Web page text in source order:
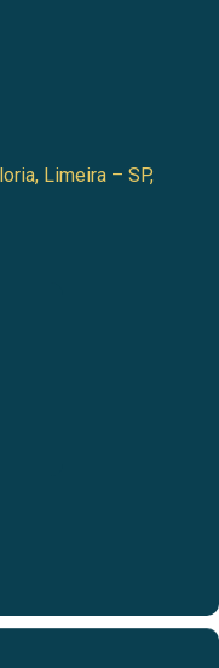
Limeira – SP,